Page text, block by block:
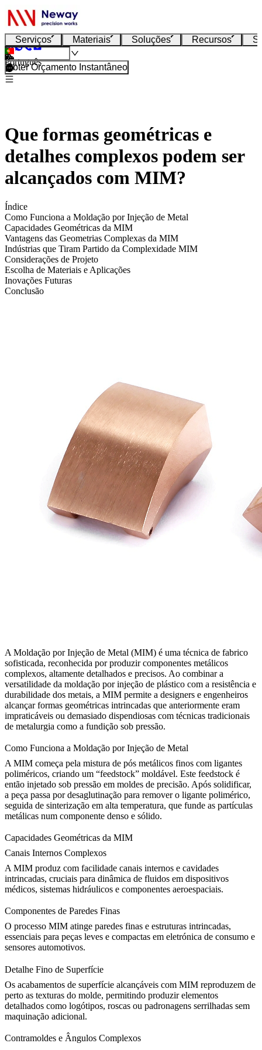
Serviços Materiais Soluções Recursos
Português
Obter Orçamento Instantâneo
Que formas geométricas e
detalhes complexos podem ser
alcançados com MIM?
Índice
Como Funciona a Moldação por Injeção de Metal
Capacidades Geométricas da MIM
Vantagens das Geometrias Complexas da MIM
Indústrias que Tiram Partido da Complexidade MIM
Considerações de Projeto
Escolha de Materiais e Aplicações
Inovações Futuras
Conclusão
A Moldação por Injeção de Metal (MIM) é uma técnica de fabrico
sofisticada, reconhecida por produzir componentes metálicos
complexos, altamente detalhados e precisos. Ao combinar a
versatilidade da moldação por injeção de plástico com a resistência e
durabilidade dos metais, a MIM permite a designers e engenheiros
alcançar formas geométricas intrincadas que anteriormente eram
impraticáveis ou demasiado dispendiosas com técnicas tradicionais
de metalurgia como a fundição sob pressão.
Como Funciona a Moldação por Injeção de Metal
A MIM começa pela mistura de pós metálicos finos com ligantes
poliméricos, criando um “feedstock” moldável. Este feedstock é
então injetado sob pressão em moldes de precisão. Após solidificar,
a peça passa por desaglutinação para remover o ligante polimérico,
seguida de sinterização em alta temperatura, que funde as partículas
metálicas num componente denso e sólido.
Capacidades Geométricas da MIM
Canais Internos Complexos
A MIM produz com facilidade canais internos e cavidades
intrincadas, cruciais para dinâmica de fluidos em dispositivos
médicos, sistemas hidráulicos e componentes aeroespaciais.
Componentes de Paredes Finas
O processo MIM atinge paredes finas e estruturas intrincadas,
essenciais para peças leves e compactas em eletrónica de consumo e
sensores automotivos.
Detalhe Fino de Superfície
Os acabamentos de superfície alcançáveis com MIM reproduzem de
perto as texturas do molde, permitindo produzir elementos
detalhados como logótipos, roscas ou padronagens serrilhadas sem
maquinação adicional.
Contramoldes e Ângulos Complexos